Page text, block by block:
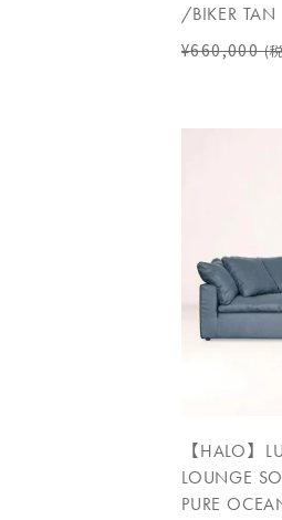
/BIKER TAN
¥660,000(
【HALO】
LOUNGE
PURE